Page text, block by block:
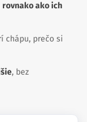
rovnako ako ich
chápu, prečo si
, bez